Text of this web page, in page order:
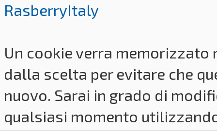
RasberryItaly
Un cookie verra
dalla scelta per evitare che
nuovo. Sarai in grado di
qualsiasi momento